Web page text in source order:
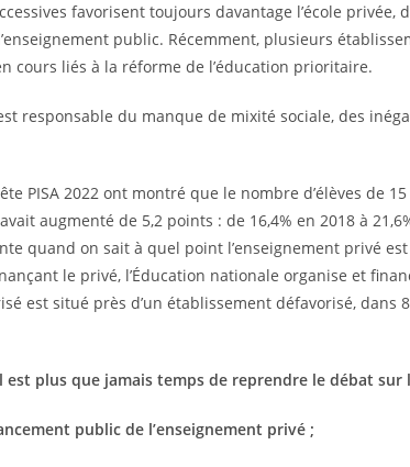
favorisent toujours davantage l’école privée,
public. Récemment, plusieurs
cours liés à la réforme de l’éducation prioritaire.
responsable du manque de mixité sociale, des
PISA 2022 ont montré que le nombre d’élèves de
augmenté de 5,2 points : de 16,4% en 2018 à
quand on sait à quel point l’enseignement privé
le privé, l’Éducation nationale organise et
est situé près d’un établissement défavorisé, dans
est plus que jamais temps de reprendre le débat
public de l’enseignement privé ;